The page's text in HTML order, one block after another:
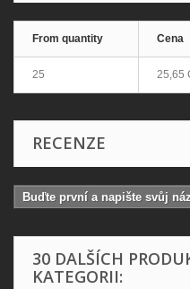
From quantity Cena
25 25,65
RECENZE
Buďte první a napište svůj
30 DALŠÍCH
KATEGORII: